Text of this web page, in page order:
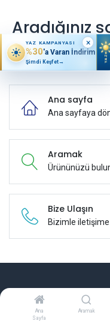
Ana
Sayfa
Aramak
Aradığınız
Bunun yerine bazı
Ana sayfa
Ana sayfaya
Aramak
Ürününüzü
Bize Ulaşın
Bizimle
Faydalı Bağlantılar
Anasayfa
YAZ KAMPANYASI
%30'a Varan İndirim
Şimdi Keşfet→ YAZ
×